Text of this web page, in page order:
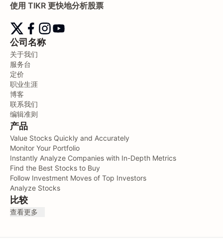
使用 TIKR 更快地分析股票
公司名称
关于我们
服务台
定价
职业生涯
博客
联系我们
编辑准则
产品
Value Stocks Quickly and Accurately
Monitor Your Portfolio
Instantly Analyze Companies with In-Depth Metrics
Find the Best Stocks to Buy
Follow Investment Moves of Top Investors
Analyze Stocks
比较
查看更多